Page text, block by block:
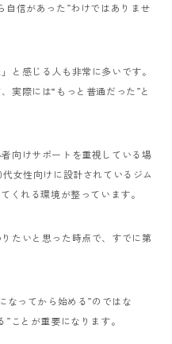
自信があった”わけではありませ
と感じる人も非常に多いです。
実際には“もっと普通だった”と
向けサポートを重視している場
女性向けに設計されているジム
くれる環境が整っています。
たいと思った時点で、すでに第
なってから始める”のではな
ことが重要になります。